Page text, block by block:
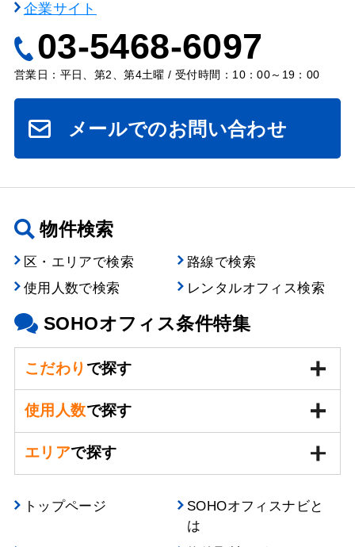
企業サイト
03-5468-6097
営業日：平日、第2、第4土曜 / 受付時間：10：00～19：00
メールでのお問い合わせ
物件検索
区・エリアで検索
路線で検索
使用人数で検索
レンタルオフィス検索
SOHOオフィス条件特集
こだわり で探す
使用人数で探す
エリアで探す
トップページ
SOHOオフィスナビと
は